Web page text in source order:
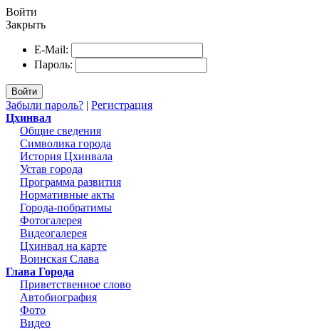
Войти
Закрыть
E-Mail:
Пароль:
Войти
Забыли пароль? | Регистрация
Цхинвал
Общие сведения
Символика города
История Цхинвала
Устав города
Программа развития
Нормативные акты
Города-побратимы
Фотогалерея
Видеогалерея
Цхинвал на карте
Воинская Слава
Глава Города
Приветственное слово
Автобиография
Фото
Видео